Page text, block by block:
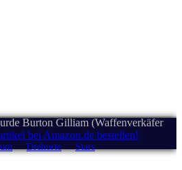
Burton Gilliam (Waffenverkäfer
bei Amazon.de bestellen!
Drehorte Stars